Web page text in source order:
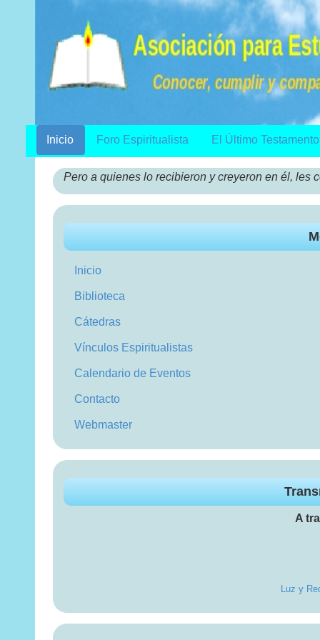
Inicio Foro Espiritualista El Último Testamento
Pero a quienes lo recibieron y creyeron en él, les
Inicio
Biblioteca
Cátedras
Vínculos Espiritualistas
Calendario de Eventos
Contacto
Webmaster
A
Luz y